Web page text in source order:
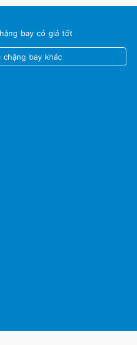
bay có giá tốt
chặng bay khác